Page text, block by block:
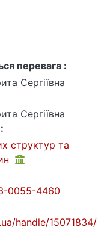
перевага :
Сергіївна
Сергіївна
структур та
0055-4460
handle/15071834/